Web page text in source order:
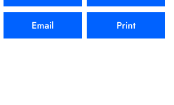
Email Print